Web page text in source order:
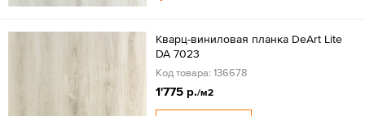
Кварц-виниловая планка DeArt Lite
DA 7023
Код товара: 136678
1'775 р./м2